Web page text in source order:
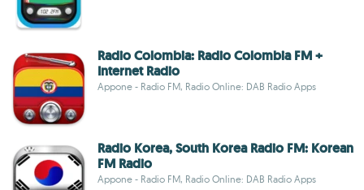
Radio Colombia: Radio Colombia FM +
Internet Radio
Appone - Radio FM, Radio Online: DAB Radio Apps
Radio Korea, South Korea Radio FM: Korean
FM Radio
Appone - Radio FM, Radio Online: DAB Radio Apps